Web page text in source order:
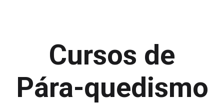
Cursos de
Pára-quedismo